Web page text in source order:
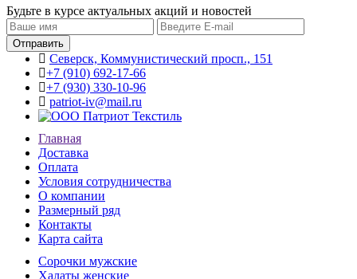
Будьте в курсе актуальных акций и новостей
Северск, Коммунистический просп., 151
+7 (910) 692-17-66
+7 (930) 330-10-96
patriot-iv@mail.ru
Главная
Доставка
Оплата
Условия сотрудничества
О компании
Размерный ряд
Контакты
Карта сайта
Сорочки мужские
Халаты женские